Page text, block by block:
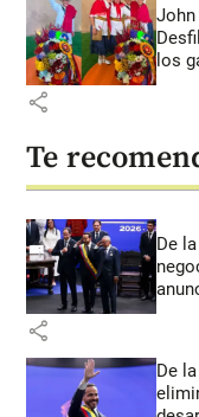
John
los
share
Te
De
share
De